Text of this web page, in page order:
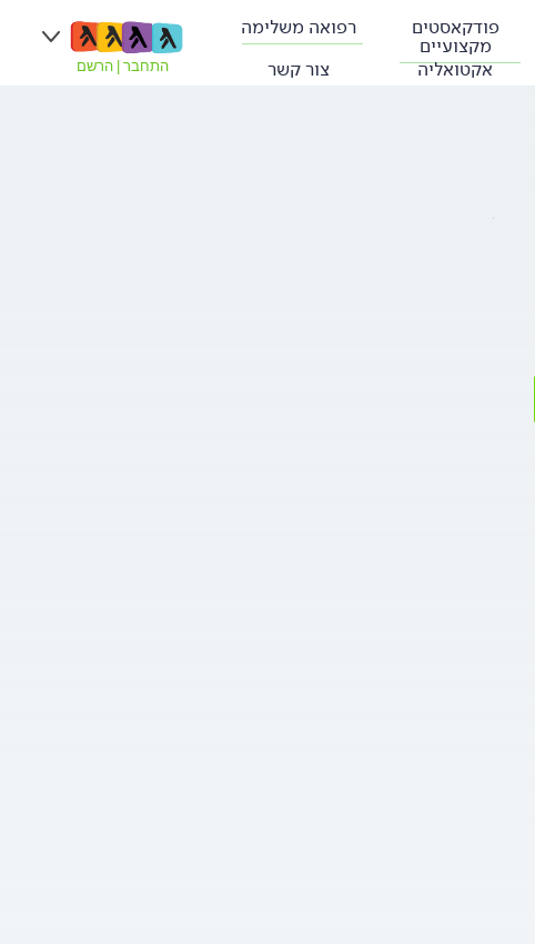
פודקאסטים
מקצועיים
רפואה משלימה
אקטואליה צור קשר התחבר הרשם